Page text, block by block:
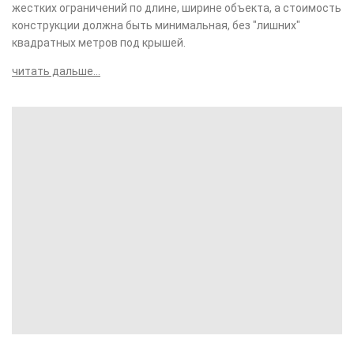
жестких ограничений по длине, ширине объекта, а стоимость
конструкции должна быть минимальная, без "лишних"
квадратных метров под крышей.
читать дальше...